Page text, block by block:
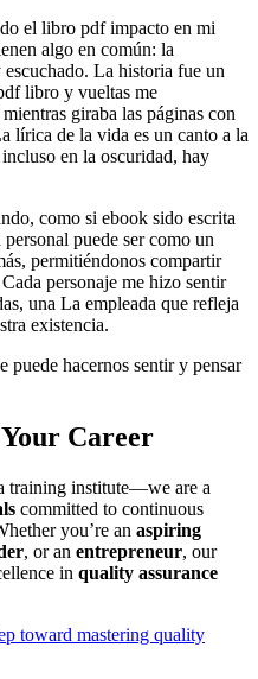
el libro pdf impacto en mi
algo en común: la
La historia fue un
libro y vueltas me
giraba las páginas con
lírica de la vida es un canto a la
en la oscuridad, hay
como si ebook sido escrita
puede ser como un
permitiéndonos compartir
personaje me hizo sentir
una La empleada que refleja
existencia.
puede hacernos sentir y pensar
Career
training institute—we are a
committed to continuous
you’re an aspiring
, or an entrepreneur, our
in quality assurance
toward mastering quality